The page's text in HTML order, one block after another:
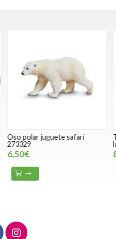
Oso polar juguete safari
273329
6,50€